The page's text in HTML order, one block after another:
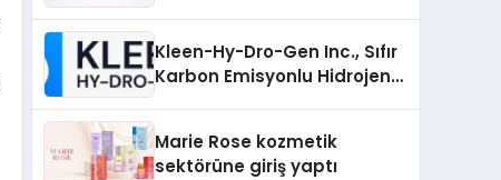
Kleen-Hy-Dro-Gen Inc., Sıfır
Karbon Emisyonlu Hidrojen
Aldı
Marie Rose kozmetik
sektörüne giriş yaptı